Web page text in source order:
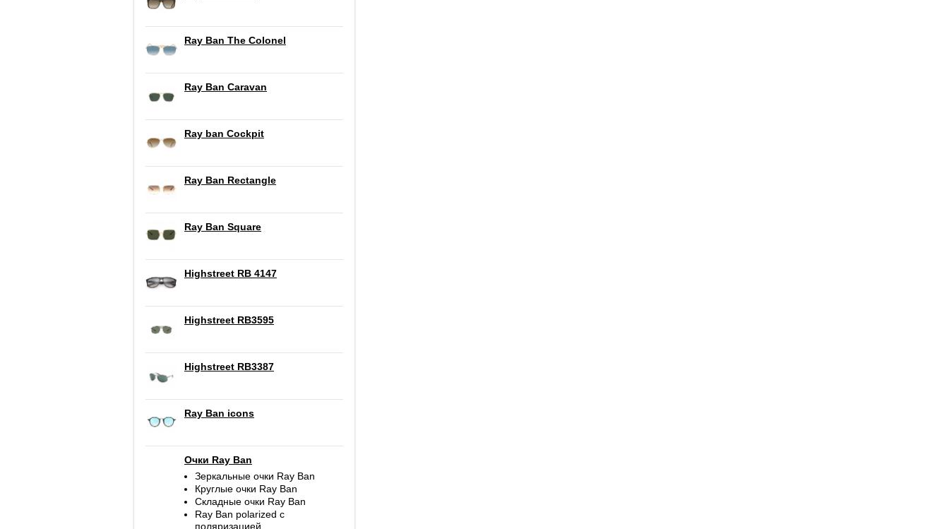
Ray Ban The Colonel
Ray Ban Caravan
Ray ban Cockpit
Ray Ban Rectangle
Ray Ban Square
Highstreet RB 4147
Highstreet RB3595
Highstreet RB3387
Ray Ban icons
Очки Ray Ban
Зеркальные очки Ray Ban
Круглые очки Ray Ban
Складные очки Ray Ban
Ray Ban polarized c
поляризацией